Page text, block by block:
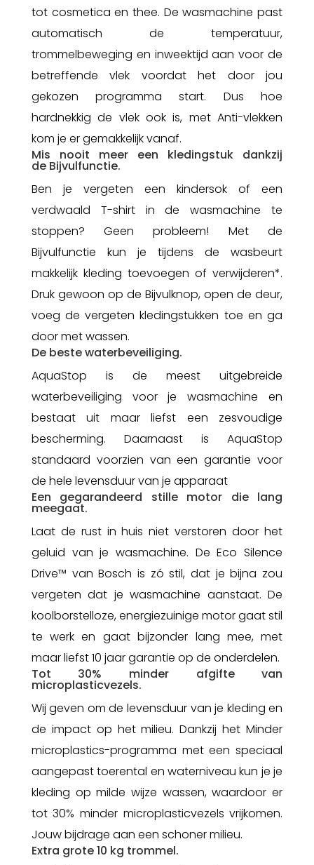
tot cosmetica en thee. De wasmachine past
automatisch de temperatuur,
trommelbeweging en inweektijd aan voor de
betreffende vlek voordat het door jou
gekozen programma start. Dus hoe
hardnekkig de vlek ook is, met Anti-vlekken
kom je er gemakkelijk vanaf.
Mis nooit meer een kledingstuk dankzij
de Bijvulfunctie.
Ben je vergeten een kindersok of een
verdwaald T-shirt in de wasmachine te
stoppen? Geen probleem! Met de
Bijvulfunctie kun je tijdens de wasbeurt
makkelijk kleding toevoegen of verwijderen*.
Druk gewoon op de Bijvulknop, open de deur,
voeg de vergeten kledingstukken toe en ga
door met wassen.
De beste waterbeveiliging.
AquaStop is de meest uitgebreide
waterbeveiliging voor je wasmachine en
bestaat uit maar liefst een zesvoudige
bescherming. Daarnaast is AquaStop
standaard voorzien van een garantie voor
de hele levensduur van je apparaat
Een gegarandeerd stille motor die lang
meegaat.
Laat de rust in huis niet verstoren door het
geluid van je wasmachine. De Eco Silence
Drive™ van Bosch is zó stil, dat je bijna zou
vergeten dat je wasmachine aanstaat. De
koolborstelloze, energiezuinige motor gaat stil
te werk en gaat bijzonder lang mee, met
maar liefst 10 jaar garantie op de onderdelen.
Tot 30% minder afgifte van
microplasticvezels.
Wij geven om de levensduur van je kleding en
de impact op het milieu. Dankzij het Minder
microplastics-programma met een speciaal
aangepast toerental en waterniveau kun je je
kleding op milde wijze wassen, waardoor er
tot 30% minder microplasticvezels vrijkomen.
Jouw bijdrage aan een schoner milieu.
Extra grote 10 kg trommel.